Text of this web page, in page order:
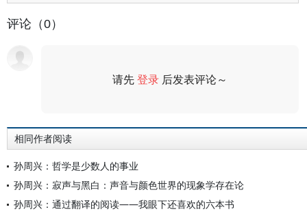
评论（0）
请先登录 后发表评论～
相同作者阅读
孙周兴：哲学是少数人的事业
孙周兴：寂声与黑白：声音与颜色世界的现象学存在论
孙周兴：通过翻译的阅读——我眼下还喜欢的六本书